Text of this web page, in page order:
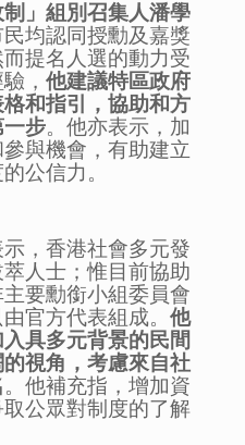
」組別召集人潘學
均認同授勳及嘉獎
提名人選的動力受
驗，他建議特區政府
和指引，協助和方
步。他亦表示，加
與機會，有助建立
公信力。
示，香港社會多元發
人士；惟目前協助
要勳銜小組委員會
由官方代表組成。他
具多元背景的民間
視角，考慮來自社
。他補充指，增加資
公眾對制度的了解